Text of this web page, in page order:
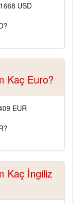
USD
Kaç Euro?
EUR
Kaç İngiliz